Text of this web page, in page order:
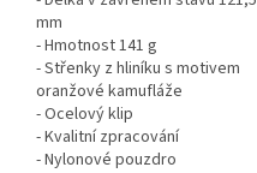
mm
- Hmotnost 141 g
- Střenky z hliníku s motivem
oranžové kamufláže
- Ocelový klip
- Kvalitní zpracování
- Nylonové pouzdro